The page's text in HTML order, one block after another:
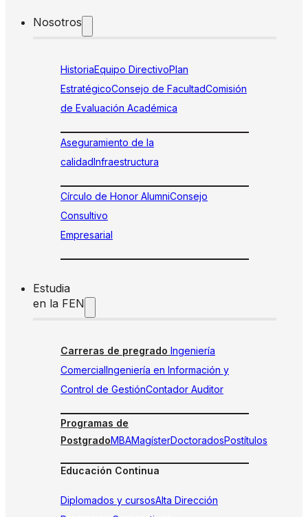
Nosotros
HistoriaEquipo DirectivoPlan
EstratégicoConsejo de FacultadComisión
de Evaluación Académica
Aseguramiento de la
calidadInfraestructura
Círculo de Honor AlumniConsejo
Consultivo
Empresarial
Estudia
en la FEN
Carreras de pregrado Ingeniería
ComercialIngeniería en Información y
Control de GestiónContador Auditor
Programas de
PostgradoMBAMagísterDoctoradosPostítulos
Educación Continua
Diplomados y cursosAlta Dirección